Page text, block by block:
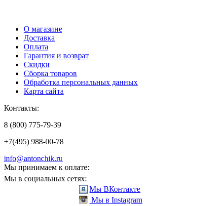
О магазине
Доставка
Оплата
Гарантия и возврат
Скидки
Сборка товаров
Обработка персональных данных
Карта сайта
Контакты:
8 (800) 775-79-39
+7(495) 988-00-78
info@antonchik.ru
Мы принимаем к оплате:
Мы в социальных сетях:
Мы ВКонтакте
Мы в Instagram